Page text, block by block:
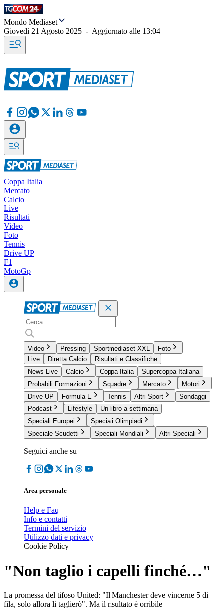
Mondo Mediaset
Giovedì 21 Agosto 2025 - Aggiornato alle 13:04
Coppa Italia
Mercato
Calcio
Live
Risultati
Video
Foto
Tennis
Drive UP
F1
MotoGp
Video Pressing Sportmediaset XXL
Foto
Live
Diretta Calcio
Risultati e Classifiche
News Live
Calcio Coppa Italia
Supercoppa Italiana
Probabili Formazioni
Squadre Mercato
Motori
Drive UP
Formula E Tennis Altri Sport
Sondaggi
Podcast
Lifestyle
Un libro a settimana
Speciali Europei
Speciali Olimpiadi
Speciale Scudetti
Speciali Mondiali Altri Speciali
Seguici anche su
Area personale
Help e Faq
Info e contatti
Termini del servizio
Utilizzo dati e privacy
Cookie Policy
"Non taglio i capelli finché…"
La promessa del tifoso United: "Il Manchester deve vincerne 5 di
fila, solo allora li taglierò". Ma il risultato è orribile